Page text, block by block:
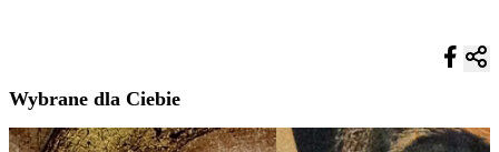
Wybrane dla Ciebie